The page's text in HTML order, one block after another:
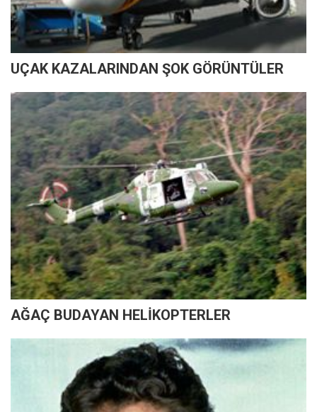
UÇAK KAZALARINDAN ŞOK GÖRÜNTÜLER
AĞAÇ BUDAYAN HELİKOPTERLER